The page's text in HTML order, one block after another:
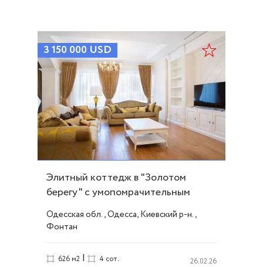
3 150 000 USD
Элитный коттедж в "Золотом
берегу" с умопомрачительным
видом на море! ID 10250
Одесская обл., Одесса, Киевский р-н.,
Фонтан
626 м2 | 4 сот. 26.02.26